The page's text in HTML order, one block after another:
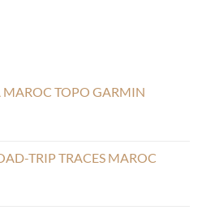
MAROC TOPO GARMIN
TRIP TRACES MAROC